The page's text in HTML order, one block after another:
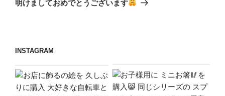
ン
明けましておめでとうございます
INSTAGRAM